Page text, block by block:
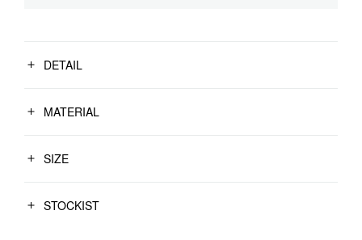
DETAIL
MATERIAL
SIZE
STOCKIST